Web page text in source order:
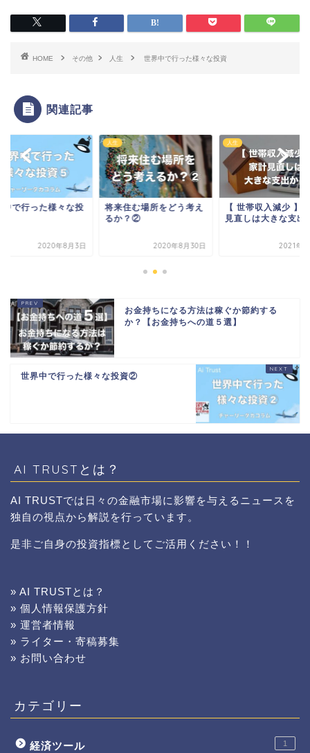
HOME その他 人生 世界中で行った様々な投資
関連記事
中で行った様々な投
2020年8月3日
人生
将来住む場所をどう考え
るか？②
2020年8月30日
人生
【 世帯収入減少 】
見直しは大きな支出
2021年3
お金持ちになる方法は稼ぐか節約する
か？【お金持ちへの道５選】
世界中で行った様々な投資②
AI TRUSTとは？
AI TRUSTでは日々の金融市場に影響を与えるニュースを
独自の視点から解説を行っています。
是非ご自身の投資指標としてご活用ください！！
» AI TRUSTとは？
» 個人情報保護方針
» 運営者情報
» ライター・寄稿募集
» お問い合わせ
カテゴリー
経済ツール 1